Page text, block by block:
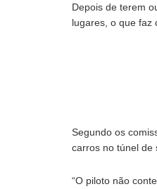
Depois de terem
lugares, o que faz
Segundo os
carros no túnel de
“O piloto não